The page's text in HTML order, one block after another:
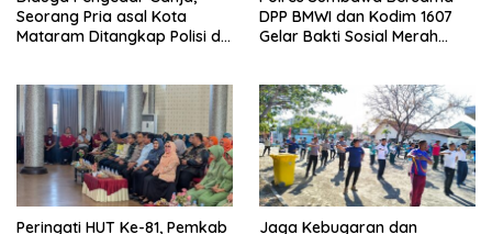
Seorang Pria asal Kota
Mataram Ditangkap Polisi di
DPP BMWI dan Kodim 1607
Gelar Bakti Sosial Merah
Peringati HUT Ke-81, Pemkab
Jaga Kebugaran dan